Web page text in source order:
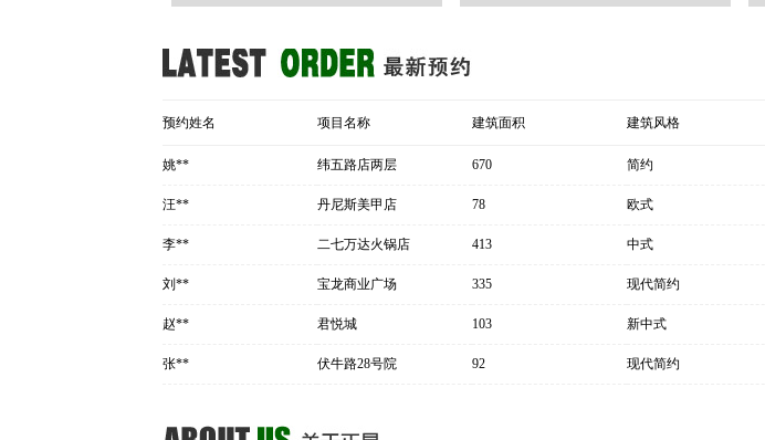
预约姓名 项目名称 建筑面积 建筑风格
姚** 纬五路店两层 670 简约
汪** 丹尼斯美甲店 78 欧式
李** 二七万达火锅店 413 中式
刘** 宝龙商业广场 335 现代简约
赵** 君悦城 103 新中式
张** 伏牛路28号院 92 现代简约